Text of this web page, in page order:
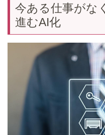
今ある仕事がな
進むAI化